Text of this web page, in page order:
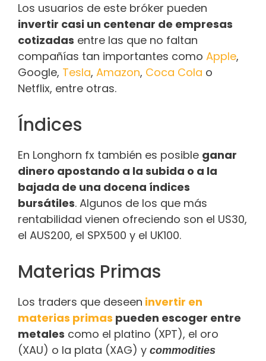
Los usuarios de este bróker pueden
invertir casi un centenar de empresas
cotizadas entre las que no faltan
compañías tan importantes como Apple,
Google, Tesla, Amazon, Coca Cola o
Netflix, entre otras.
Índices
En Longhorn fx también es posible ganar
dinero apostando a la subida o a la
bajada de una docena índices
bursátiles. Algunos de los que más
rentabilidad vienen ofreciendo son el US30,
el AUS200, el SPX500 y el UK100.
Materias Primas
Los traders que deseen invertir en
materias primas pueden escoger entre
metales como el platino (XPT), el oro
(XAU) o la plata (XAG) y commodities